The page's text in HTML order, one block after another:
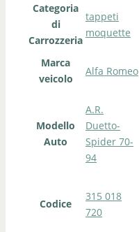
Categoria
di
Carrozzeria
tappeti
moquette
Marca
veicolo
Alfa Romeo
Modello
Auto
A.R.
Duetto-
Spider 70-
94
Codice
315 018
720